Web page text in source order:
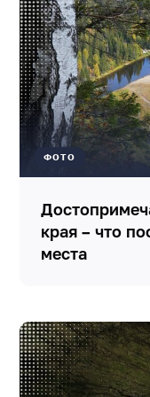
ФОТО
края – что
места